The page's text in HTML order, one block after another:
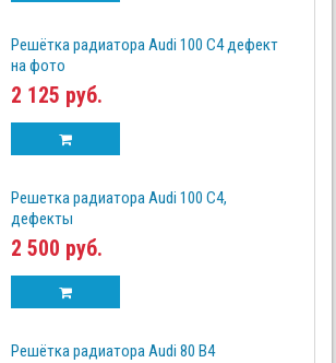
Решётка радиатора Audi 100 C4 дефект
на фото
2 125 руб.
Решетка радиатора Audi 100 C4,
дефекты
2 500 руб.
Решётка радиатора Audi 80 B4